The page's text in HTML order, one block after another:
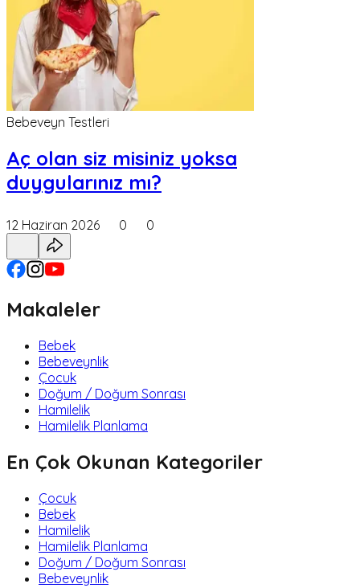
Bebeveyn Testleri
Aç olan siz misiniz yoksa
duygularınız mı?
12 Haziran 2026 0 0
Makaleler
Bebek
Bebeveynlik
Çocuk
Doğum / Doğum Sonrası
Hamilelik
Hamilelik Planlama
En Çok Okunan Kategoriler
Çocuk
Bebek
Hamilelik
Hamilelik Planlama
Doğum / Doğum Sonrası
Bebeveynlik